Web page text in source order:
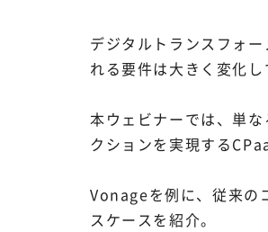
デジタルトランスフォ
れる要件は大きく変化し
本ウェビナーでは、単
クションを実現する
Vonageを例に、従来の
スケースを紹介。